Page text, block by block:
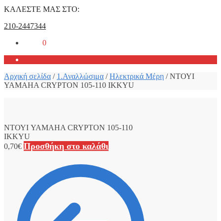
ΚΑΛΕΣΤΕ ΜΑΣ ΣΤΟ:
210-2447344
0
Αρχική σελίδα / 1.Αναλλώσιμα /Ηλεκτρικά Μέρη /ΝΤΟΥΙ
YAMAHA CRYPTON 105-110 IKKYU
ΝΤΟΥΙ YAMAHA CRYPTON 105-110
IKKYU
0,70€ Προσθήκη στο καλάθι